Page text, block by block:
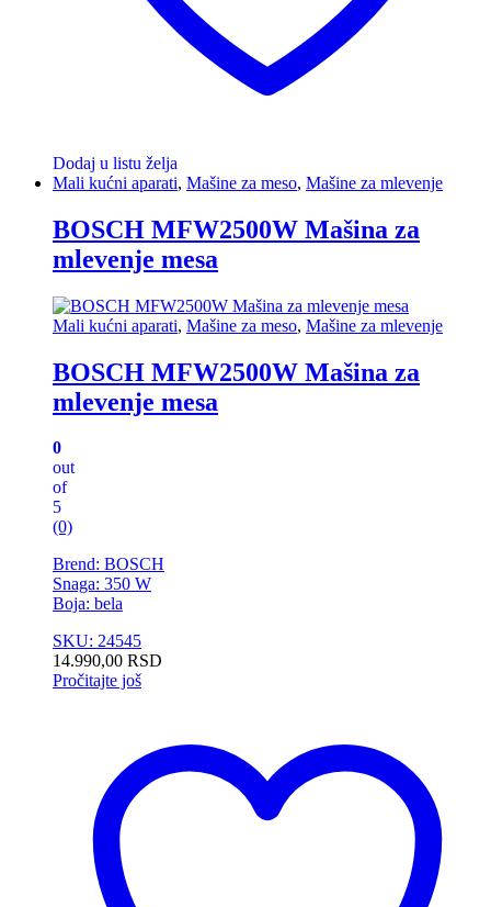
Dodaj u listu želja
Mali kućni aparati, Mašine za meso, Mašine za mlevenje
BOSCH MFW2500W Mašina za
mlevenje mesa
Mali kućni aparati, Mašine za meso, Mašine za mlevenje
BOSCH MFW2500W Mašina za
mlevenje mesa
0
out
of
5
(0)
Brend: BOSCH
Snaga: 350 W
Boja: bela
SKU: 24545
14.990,00 RSD
Pročitajte još